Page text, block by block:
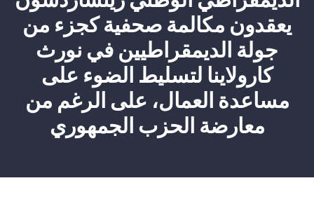
يعقدون مكالمة صحفية كجزء من
جولة الديمقراطيين في نورث
كارولاينا لتسليط الضوء على
مساعدة العمال، على الرغم من
معارضة الحزب الجمهوري